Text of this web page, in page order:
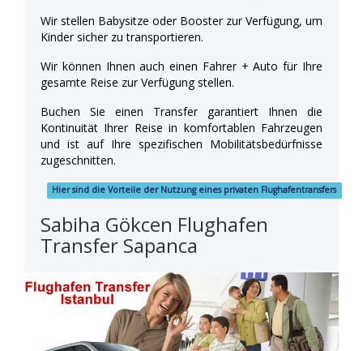
Wir stellen Babysitze oder Booster zur Verfügung, um
Kinder sicher zu transportieren.
Wir können Ihnen auch einen Fahrer + Auto für Ihre
gesamte Reise zur Verfügung stellen.
Buchen Sie einen Transfer garantiert Ihnen die
Kontinuität Ihrer Reise in komfortablen Fahrzeugen
und ist auf Ihre spezifischen Mobilitätsbedürfnisse
zugeschnitten.
Hier sind die Vorteile der Nutzung eines privaten Flughafentransfers
Sabiha Gökcen Flughafen
Transfer Sapanca